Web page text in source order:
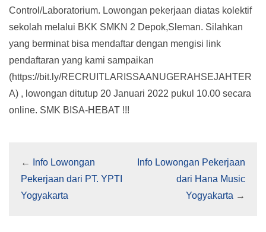
Control/Laboratorium. Lowongan pekerjaan diatas kolektif
sekolah melalui BKK SMKN 2 Depok,Sleman. Silahkan
yang berminat bisa mendaftar dengan mengisi link
pendaftaran yang kami sampaikan
(https://bit.ly/RECRUITLARISSAANUGERAHSEJAHTER
A) , lowongan ditutup 20 Januari 2022 pukul 10.00 secara
online. SMK BISA-HEBAT !!!
←
Info Lowongan
Pekerjaan dari PT. YPTI
Yogyakarta
Info Lowongan Pekerjaan
dari Hana Music
Yogyakarta →